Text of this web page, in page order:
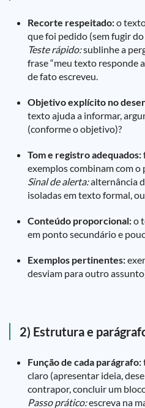
Recorte respeitado:o
que foi pedido (sem fugir do
Teste rápido:sublinhe a
frase “meu texto responde
de fato escreveu.
Objetivo explícito no
texto ajuda a informar,
(conforme o objetivo)?
Tom e registro adequados:
exemplos combinam com o
Sinal de alerta:alternância
isoladas em texto formal,
Conteúdo proporcional:o
em ponto secundário e
Exemplos pertinentes:
desviam para outro
2) Estrutura e
Função de cada parágrafo:
claro (apresentar ideia,
contrapor, concluir um
Passo prático:escreva na